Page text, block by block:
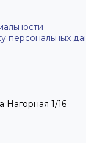
персональных
Нагорная 1/16